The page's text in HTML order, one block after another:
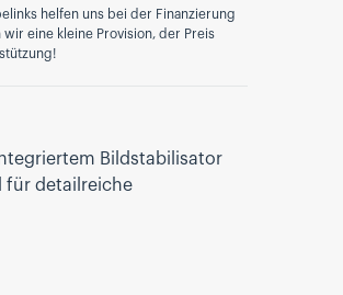
helfen uns bei der Finanzierung
eine kleine Provision, der Preis
Bildstabilisator
für detailreiche